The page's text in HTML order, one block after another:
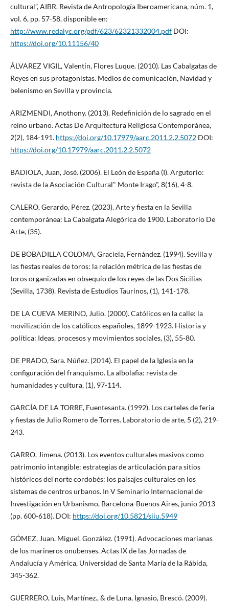
cultural”, AIBR. Revista de Antropología Iberoamericana, núm. 1,
vol. 6, pp. 57-58, disponible en:
http://www.redalyc.org/pdf/623/62321332004.pdfDOI:
https://doi.org/10.11156/40
ÁLVAREZ VIGIL, Valentín, Flores Luque. (2010). Las Cabalgatas de
Reyes en sus protagonistas. Medios de comunicación, Navidad y
belenismo en Sevilla y provincia.
ARIZMENDI, Anothony. (2013). Redefinición de lo sagrado en el
reino urbano. Actas De Arquitectura Religiosa Contemporánea,
2(2), 184-191. https://doi.org/10.17979/aarc.2011.2.2.5072DOI:
https://doi.org/10.17979/aarc.2011.2.2.5072
BADIOLA, Juan, José. (2006). El León de España (I). Argutorio:
revista de la Asociación Cultural" Monte Irago", 8(16), 4-8.
CALERO, Gerardo, Pérez. (2023). Arte y fiesta en la Sevilla
contemporánea: La Cabalgata Alegórica de 1900. Laboratorio De
Arte, (35).
DE BOBADILLA COLOMA, Graciela, Fernández. (1994). Sevilla y
las fiestas reales de toros: la relación métrica de las fiestas de
toros organizadas en obsequio de los reyes de las Dos Sicilias
(Sevilla, 1738). Revista de Estudios Taurinos, (1), 141-178.
DE LA CUEVA MERINO, Julio. (2000). Católicos en la calle: la
movilización de los católicos españoles, 1899-1923. Historia y
política: Ideas, procesos y movimientos sociales, (3), 55-80.
DE PRADO, Sara. Núñez. (2014). El papel de la Iglesia en la
configuración del franquismo. La albolafia: revista de
humanidades y cultura, (1), 97-114.
GARCÍA DE LA TORRE, Fuentesanta. (1992). Los carteles de feria
y fiestas de Julio Romero de Torres. Laboratorio de arte, 5 (2), 219-
243.
GARRO, Jimena. (2013). Los eventos culturales masivos como
patrimonio intangible: estrategias de articulación para sitios
históricos del norte cordobés: los paisajes culturales en los
sistemas de centros urbanos. In V Seminario Internacional de
Investigación en Urbanismo, Barcelona-Buenos Aires, junio 2013
(pp. 600-618). DOI: https://doi.org/10.5821/siiu.5949
GÓMEZ, Juan, Miguel. González. (1991). Advocaciones marianas
de los marineros onubenses. Actas IX de las Jornadas de
Andalucía y América, Universidad de Santa María de la Rábida,
345-362.
GUERRERO, Luis, Martínez., & de Luna, Ignasio, Brescó. (2009).